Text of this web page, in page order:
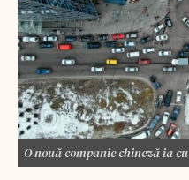
O nouă companie chineză ia